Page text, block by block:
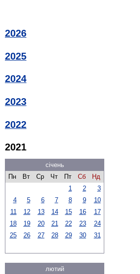
2026
2025
2024
2023
2022
2021
січень
Пн
Вт Ср Чт Пт Сб
Нд
1
2
3
4
5 6 7 8 9
10
11
12 13 14 15 16
17
18
19 20 21 22 23
24
25
26 27 28 29 30 31
лютий